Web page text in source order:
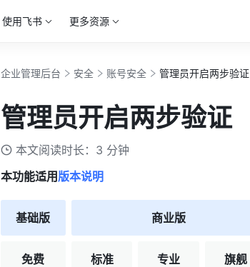
使用飞书 更多资源
企业管理后台 安全 账号安全 管理员开启两步验证
管理员开启两步验证
本文阅读时长：3 分钟
本功能适用 版本说明
基础版
免费
商业版
标准 专业 旗舰